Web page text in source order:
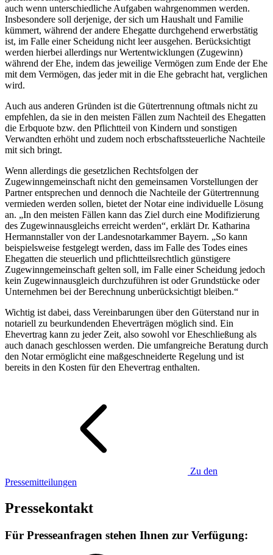
auch wenn unterschiedliche Aufgaben wahrgenommen werden.
Insbesondere soll derjenige, der sich um Haushalt und Familie
kümmert, während der andere Ehegatte durchgehend erwerbstätig
ist, im Falle einer Scheidung nicht leer ausgehen. Berücksichtigt
werden hierbei allerdings nur Wertentwicklungen (Zugewinn)
während der Ehe, indem das jeweilige Vermögen zum Ende der Ehe
mit dem Vermögen, das jeder mit in die Ehe gebracht hat, verglichen
wird.
Auch aus anderen Gründen ist die Gütertrennung oftmals nicht zu
empfehlen, da sie in den meisten Fällen zum Nachteil des Ehegatten
die Erbquote bzw. den Pflichtteil von Kindern und sonstigen
Verwandten erhöht und zudem noch erbschaftssteuerliche Nachteile
mit sich bringt.
Wenn allerdings die gesetzlichen Rechtsfolgen der
Zugewinngemeinschaft nicht den gemeinsamen Vorstellungen der
Partner entsprechen und dennoch die Nachteile der Gütertrennung
vermieden werden sollen, bietet der Notar eine individuelle Lösung
an. „In den meisten Fällen kann das Ziel durch eine Modifizierung
des Zugewinnausgleichs erreicht werden“, erklärt Dr. Katharina
Hermannstaller von der Landesnotarkammer Bayern. „So kann
beispielsweise festgelegt werden, dass im Falle des Todes eines
Ehegatten die steuerlich und pflichtteilsrechtlich günstigere
Zugewinngemeinschaft gelten soll, im Falle einer Scheidung jedoch
kein Zugewinnausgleich durchzuführen ist oder Grundstücke oder
Unternehmen bei der Berechnung unberücksichtigt bleiben.“
Wichtig ist dabei, dass Vereinbarungen über den Güterstand nur in
notariell zu beurkundenden Eheverträgen möglich sind. Ein
Ehevertrag kann zu jeder Zeit, also sowohl vor Eheschließung als
auch danach geschlossen werden. Die umfangreiche Beratung durch
den Notar ermöglicht eine maßgeschneiderte Regelung und ist
bereits in den Kosten für den Ehevertrag enthalten.
Zu den
Pressemitteilungen
Pressekontakt
Für Presseanfragen stehen Ihnen zur Verfügung: